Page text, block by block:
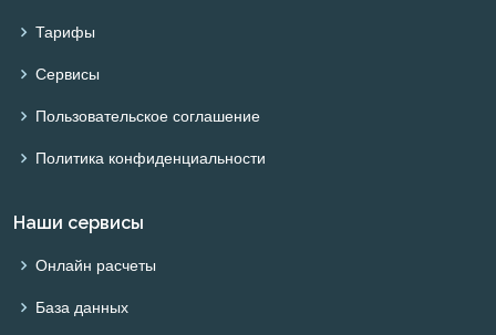
Тарифы
Сервисы
Пользовательское соглашение
Политика конфиденциальности
Наши сервисы
Онлайн расчеты
База данных